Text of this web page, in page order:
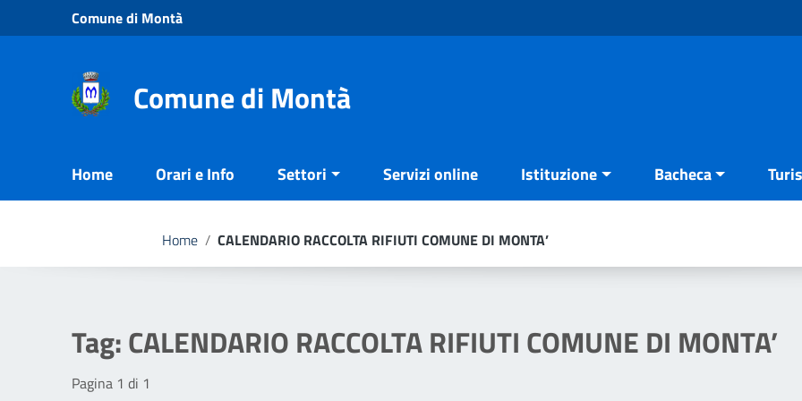
Vai ai contenuti
Vai al menu di navigazione
Comune di Montà
Comune di Montà
Home Orari e Info Settori Servizi online Istituzione Bacheca
Home / CALENDARIO RACCOLTA RIFIUTI COMUNE DI MONTA’
Tag:CALENDARIO RACCOLTA RIFIUTI COMUNE DI MONTA’
Pagina 1 di 1